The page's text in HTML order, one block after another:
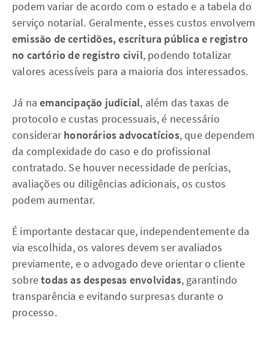
podem variar de acordo com o estado e a tabela do
serviço notarial. Geralmente, esses custos envolvem
emissão de certidões, escritura pública e registro
no cartório de registro civil, podendo totalizar
valores acessíveis para a maioria dos interessados.
Já naemancipação judicial, além das taxas de
protocolo e custas processuais, é necessário
considerarhonorários advocatícios, que dependem
da complexidade do caso e do profissional
contratado. Se houver necessidade de perícias,
avaliações ou diligências adicionais, os custos
podem aumentar.
É importante destacar que, independentemente da
via escolhida, os valores devem ser avaliados
previamente, e o advogado deve orientar o cliente
sobretodas as despesas envolvidas, garantindo
transparência e evitando surpresas durante o
processo.